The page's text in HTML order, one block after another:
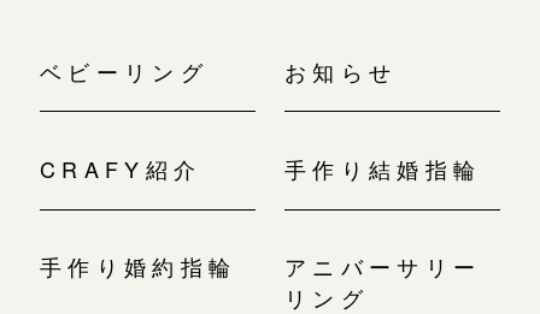
ベビーリング お知らせ
CRAFY紹介 手作り結婚指輪
手作り婚約指輪
アニバーサリー
リング